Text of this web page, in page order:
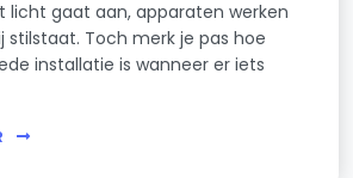
licht gaat aan, apparaten werken
stilstaat. Toch merk je pas hoe
installatie is wanneer er iets